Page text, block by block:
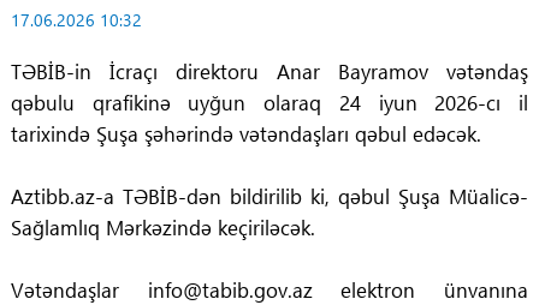
17.06.2026 10:32
TƏBİB-in İcraçı direktoru Anar Bayramov vətəndaş
qəbulu qrafikinə uyğun olaraq 24 iyun 2026-cı il
tarixində Şuşa şəhərində vətəndaşları qəbul edəcək.
Aztibb.az-a TƏBİB-dən bildirilib ki, qəbul Şuşa Müalicə-
Sağlamlıq Mərkəzində keçiriləcək.
Vətəndaşlar info@tabib.gov.az elektron ünvanına